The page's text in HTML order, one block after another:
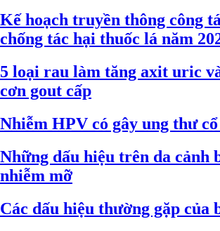
Kế hoạch truyền thông công
chống tác hại thuốc lá năm
5 loại rau làm tăng axit uric
cơn gout cấp
Nhiễm HPV có gây ung thư
Những dấu hiệu trên da cảnh
nhiễm mỡ
Các dấu hiệu thường gặp của